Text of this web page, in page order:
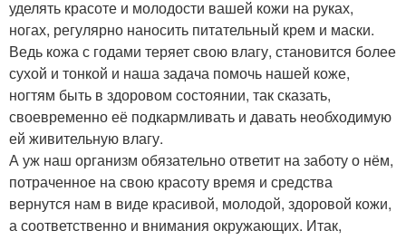
уделять красоте и молодости вашей кожи на руках,
ногах, регулярно наносить питательный крем и маски.
Ведь кожа с годами теряет свою влагу, становится более
сухой и тонкой и наша задача помочь нашей коже,
ногтям быть в здоровом состоянии, так сказать,
своевременно её подкармливать и давать необходимую
ей живительную влагу.
А уж наш организм обязательно ответит на заботу о нём,
потраченное на свою красоту время и средства
вернутся нам в виде красивой, молодой, здоровой кожи,
а соответственно и внимания окружающих. Итак,